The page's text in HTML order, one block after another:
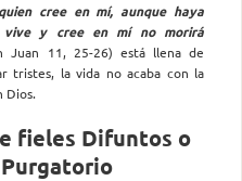
cree en mí, aunque haya
y cree en mí no morirá
Juan 11, 25-26) está llena de
tristes, la vida no acaba con la
Dios.
fieles Difuntos o